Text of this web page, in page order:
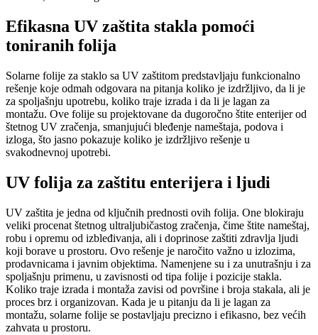
Efikasna UV zaštita stakla pomoći
toniranih folija
Solarne folije za staklo sa UV zaštitom predstavljaju funkcionalno
rešenje koje odmah odgovara na pitanja koliko je izdržljivo, da li je
za spoljašnju upotrebu, koliko traje izrada i da li je lagan za
montažu. Ove folije su projektovane da dugoročno štite enterijer od
štetnog UV zračenja, smanjujući bleđenje nameštaja, podova i
izloga, što jasno pokazuje koliko je izdržljivo rešenje u
svakodnevnoj upotrebi.
UV folija za zaštitu enterijera i ljudi
UV zaštita je jedna od ključnih prednosti ovih folija. One blokiraju
veliki procenat štetnog ultraljubičastog zračenja, čime štite nameštaj,
robu i opremu od izbleđivanja, ali i doprinose zaštiti zdravlja ljudi
koji borave u prostoru. Ovo rešenje je naročito važno u izlozima,
prodavnicama i javnim objektima. Namenjene su i za unutrašnju i za
spoljašnju primenu, u zavisnosti od tipa folije i pozicije stakla.
Koliko traje izrada i montaža zavisi od površine i broja stakala, ali je
proces brz i organizovan. Kada je u pitanju da li je lagan za
montažu, solarne folije se postavljaju precizno i efikasno, bez većih
zahvata u prostoru.